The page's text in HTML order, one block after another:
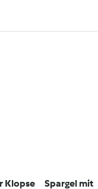
Klopse Spargel mit